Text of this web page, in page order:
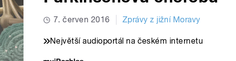
7. červen 2016 Zprávy z jižní Moravy
Největší audioportál na českém internetu